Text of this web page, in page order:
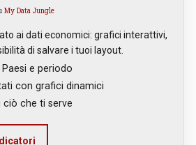
My Data Jungle
ai dati economici: grafici interattivi,
di salvare i tuoi layout.
e periodo
con grafici dinamici
ciò che ti serve